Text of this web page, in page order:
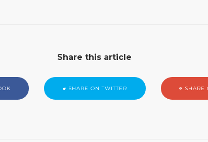
Share this article
SHARE ON TWITTER SHARE